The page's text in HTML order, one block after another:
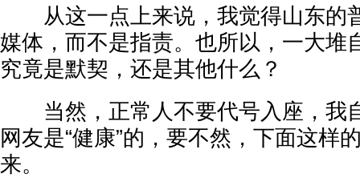
从这一点上来说，我觉得山东的
媒体，而不是指责。也所以，一大堆
究竟是默契，还是其他什么？
当然，正常人不要代号入座，我
网友是“健康”的，要不然，下面这样
来。